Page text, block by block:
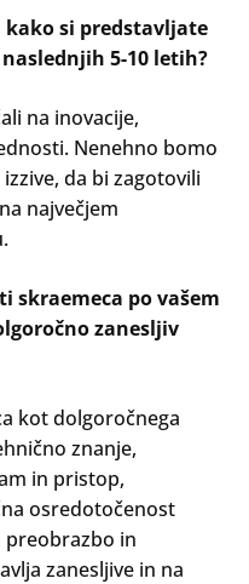
Oddaj
kako si predstavljate
5-10 letih?
na inovacije,
Nenehno bomo
da bi zagotovili
največjem
skraemeca po vašem
zanesljiv
kot dolgoročnega
znanje,
in pristop,
osredotočenost
in
zanesljive in na